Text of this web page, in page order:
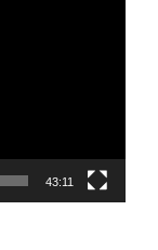
43:11